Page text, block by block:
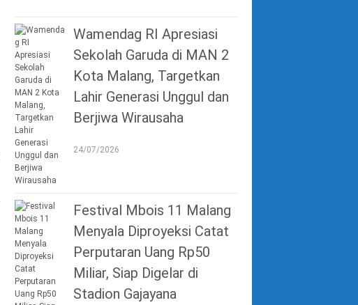
Wamendag RI Apresiasi
Sekolah Garuda di MAN 2
Kota Malang, Targetkan
Lahir Generasi Unggul dan
Berjiwa Wirausaha
24/07/2026
Festival Mbois 11 Malang
Menyala Diproyeksi Catat
Perputaran Uang Rp50
Miliar, Siap Digelar di
Stadion Gajayana